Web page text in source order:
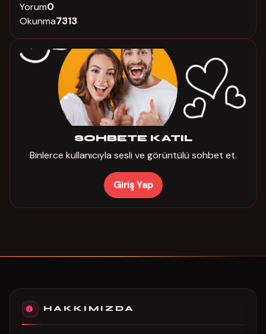
Yorum0
Okunma7313
SOHBETE KATIL
Binlerce kullanıcıyla sesli ve görüntülü sohbet et.
Giriş Yap
HAKKIMIZDA